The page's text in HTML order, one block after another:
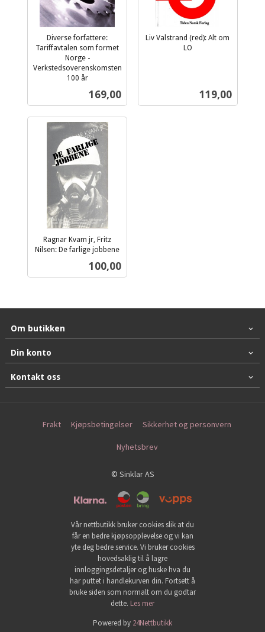
Diverse forfattere:
Tariffavtalen som formet
Norge -
Verkstedsoverenskomsten
100 år
Pris
169,00
Liv Valstrand (red): Alt om
LO
Pris
119,00
Ragnar Kvam jr, Fritz
Nilsen: De farlige jobbene
Pris
100,00
Om butikken
Din konto
Kontakt oss
Frakt Kjøpsbetingelser Sikkerhet og personvern
Nyhetsbrev
© Sinklar AS
Vår nettbutikk bruker cookies slik at du
får en bedre kjøpsopplevelse og vi kan
yte deg bedre service. Vi bruker cookies
hovedsaklig til å lagre
innloggingsdetaljer og huske hva du
har puttet i handlekurven din. Fortsett å
bruke siden som normalt om du godtar
dette. Les mer
Powered by 24Nettbutikk